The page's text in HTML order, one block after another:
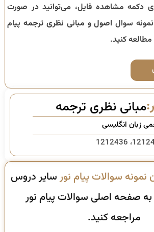
دکمه مشاهده فایل، می‌توانید در صورت
نمونه سوال اصول و مبانی نظری ترجمه پیام
کنید.
مبانی نظری ترجمه
زبان انگلیسی
1212436
نمونه سوالات پیام نورسایر دروس
به صفحه اصلی سوالات پیام نور
مراجعه کنید.